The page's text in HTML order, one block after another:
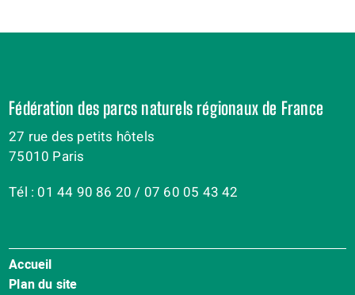
Fédération des parcs naturels régionaux de France
27 rue des petits hôtels
75010 Paris
Tél : 01 44 90 86 20 / 07 60 05 43 42
Menu
Pied
Accueil
Plan du site